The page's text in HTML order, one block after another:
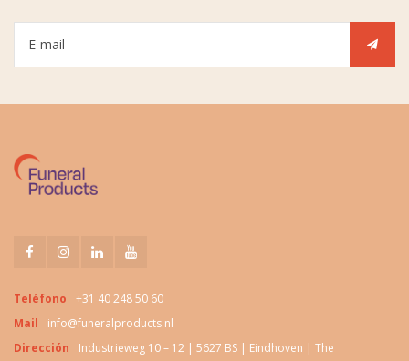
Teléfono
+31 40 248 50 60
Mail
info@funeralproducts.nl
Dirección
Industrieweg 10 – 12 | 5627 BS | Eindhoven | The